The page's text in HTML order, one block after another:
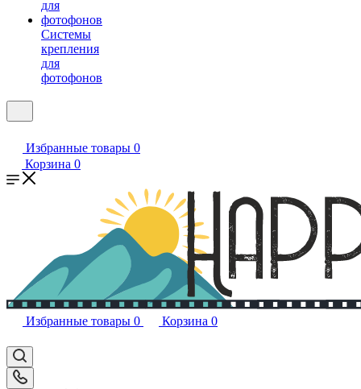
Системы
крепления
для
фотофонов
Избранные товары 0
Корзина 0
Избранные товары 0 Корзина 0